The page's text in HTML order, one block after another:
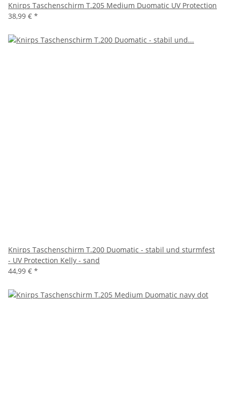
Knirps Taschenschirm T.205 Medium Duomatic UV Protection
38,99 € *
Knirps Taschenschirm T.200 Duomatic - stabil und sturmfest
- UV Protection Kelly - sand
44,99 € *